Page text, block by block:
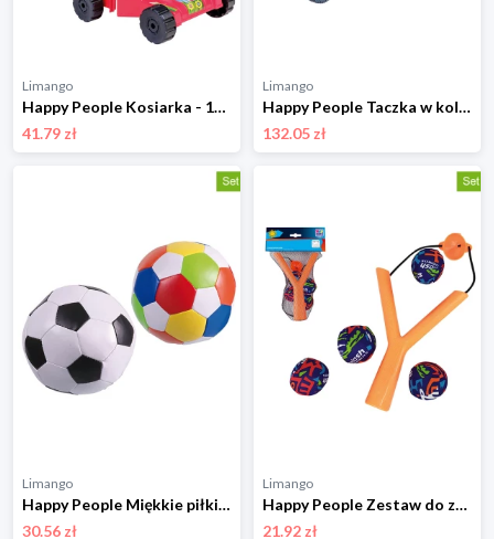
Limango
Happy People Kosiarka - 12 m+ rozmiar: onesize
41.79 zł
Limango
Happy People Taczka w kolorze czerwonym - 3+ rozmiar: onesize
132.05 zł
Limango
Happy People Miękkie piłki (2 szt.) w różnych kolorach - 3+ rozmiar: onesize
30.56 zł
Limango
Happy People Zestaw do zabawy - 3+ (produkt niespodzianka) rozmiar: onesize
21.92 zł